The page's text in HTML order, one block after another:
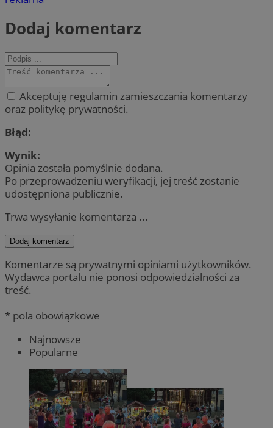
Dodaj komentarz
Akceptuję regulamin zamieszczania komentarzy
oraz politykę prywatności.
Błąd:
Wynik:
Opinia została pomyślnie dodana.
Po przeprowadzeniu weryfikacji, jej treść zostanie
udostępniona publicznie.
Trwa wysyłanie komentarza ...
Dodaj komentarz
Komentarze są prywatnymi opiniami użytkowników.
Wydawca portalu nie ponosi odpowiedzialności za
treść.
* pola obowiązkowe
Najnowsze
Popularne